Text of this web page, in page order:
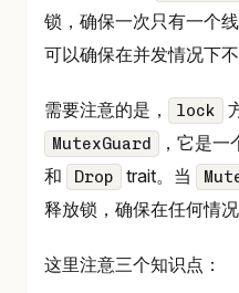
锁，确保一次只有一个
可以确保在并发情况下
需要注意的是， lock
MutexGuard ，它是
和 Drop trait。当
释放锁，确保在任何情
这里注意三个知识点：